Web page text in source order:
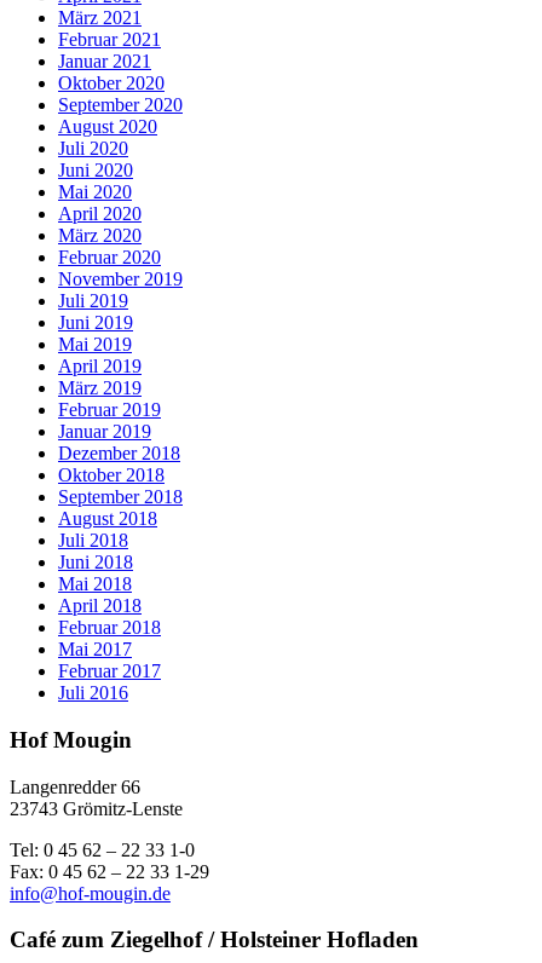
März 2021
Februar 2021
Januar 2021
Oktober 2020
September 2020
August 2020
Juli 2020
Juni 2020
Mai 2020
April 2020
März 2020
Februar 2020
November 2019
Juli 2019
Juni 2019
Mai 2019
April 2019
März 2019
Februar 2019
Januar 2019
Dezember 2018
Oktober 2018
September 2018
August 2018
Juli 2018
Juni 2018
Mai 2018
April 2018
Februar 2018
Mai 2017
Februar 2017
Juli 2016
Hof Mougin
Langenredder 66
23743 Grömitz-Lenste
Tel: 0 45 62 – 22 33 1-0
Fax: 0 45 62 – 22 33 1-29
info@hof-mougin.de
Café zum Ziegelhof / Holsteiner Hofladen